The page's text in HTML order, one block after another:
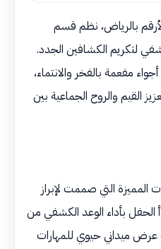
بالرياض، نظم قسم
لتكريم الكشافين الجدد.
مفعمة بالفخر والانتماء،
والروح الجماعية بين
التي صممت لإبراز
الحفل بأداء الوعد الكشفي من
ميداني حيوي للمهارات